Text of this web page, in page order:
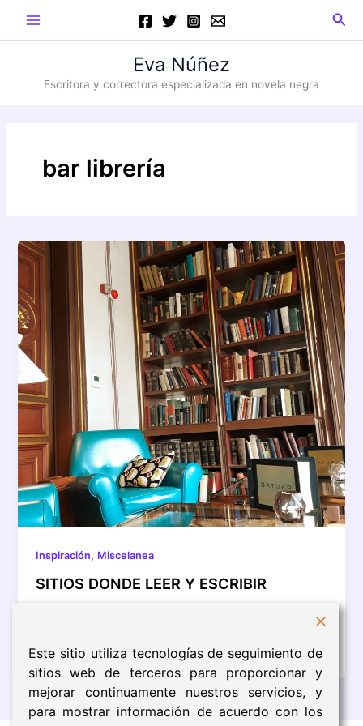
Main
Menu
Eva Núñez
Escritora y correctora especializada en novela negra
bar librería
Inspiración, Miscelanea
SITIOS DONDE LEER Y ESCRIBIR
una ciudad, las incluyo como parte […]
Este sitio utiliza tecnologías de seguimiento de
sitios web de terceros para proporcionar y
mejorar continuamente nuestros servicios, y
para mostrar información de acuerdo con los